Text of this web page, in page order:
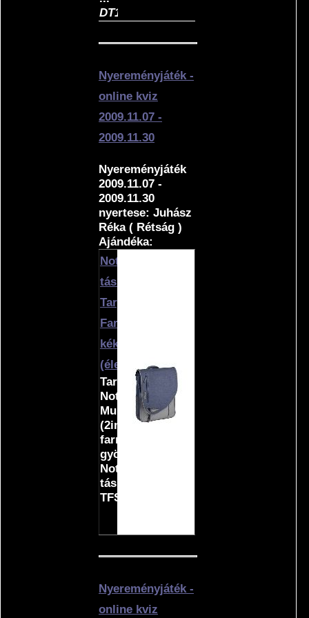
DT101C/8GB
Nyereményjáték -
online kviz
2009.11.07 -
2009.11.30
Nyereményjáték
2009.11.07 -
2009.11.30
nyertese: Juhász
Réka ( Rétság )
Ajándéka:
Notebook
táska
Targus
Farmer
kék
(élettartam)
Targus
Notebook
Multipac
(2in1)
farmerkék/szürke
gyöngyvászon
Notebook
táska
TFS100
Nyereményjáték -
online kviz